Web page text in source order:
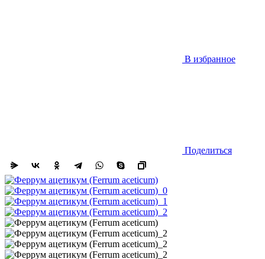
В избранное
Поделиться